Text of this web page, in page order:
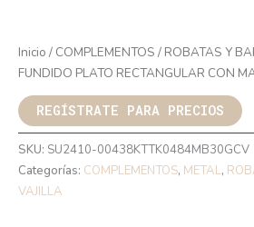
Inicio / COMPLEMENTOS / ROBATAS Y
FUNDIDO PLATO RECTANGULAR CON
REGÍSTRATE PARA PRECIOS
SKU: SU2410-00438KTTK0484MB30GCV
Categorías: COMPLEMENTOS, METAL,
VAJILLA